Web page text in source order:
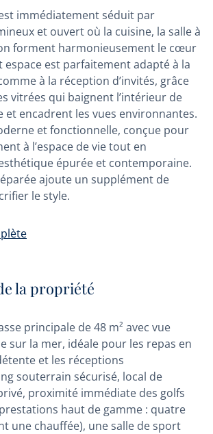
immédiatement séduit par
et ouvert où la cuisine, la salle à
forment harmonieusement le cœur
espace est parfaitement adapté à la
à la réception d’invités, grâce
vitrées qui baignent l’intérieur de
et encadrent les vues environnantes.
et fonctionnelle, conçue pour
à l’espace de vie tout en
épurée et contemporaine.
ajoute un supplément de
le style.
la propriété
principale de 48 m² avec vue
sur la mer, idéale pour les repas en
et les réceptions
souterrain sécurisé, local de
proximité immédiate des golfs
haut de gamme : quatre
une chauffée), une salle de sport